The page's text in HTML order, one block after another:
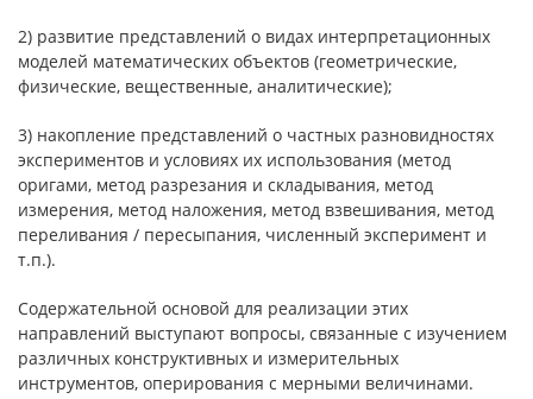
2) развитие представлений о видах интерпретационных
моделей математических объектов (геометрические,
физические, вещественные, аналитические);
3) накопление представлений о частных разновидностях
экспериментов и условиях их использования (метод
оригами, метод разрезания и складывания, метод
измерения, метод наложения, метод взвешивания, метод
переливания / пересыпания, численный эксперимент и
т.п.).
Содержательной основой для реализации этих
направлений выступают вопросы, связанные с изучением
различных конструктивных и измерительных
инструментов, оперирования с мерными величинами.